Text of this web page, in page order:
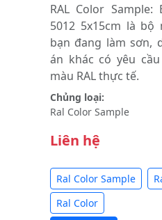
RAL Color
5012 5x15cm là
bạn đang làm sơn,
án khác có yêu
màu RAL thực tế.
Chủng loại:
Ral Color Sample
Liên hệ
Ral Color Sample
Ral Color